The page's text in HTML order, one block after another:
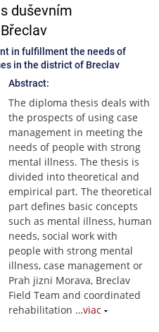
duševním
in fulfillment the needs of
in the district of Breclav
Abstract:
The diploma thesis deals with
the prospects of using case
management in meeting the
needs of people with strong
mental illness. The thesis is
divided into theoretical and
empirical part. The theoretical
part defines basic concepts
such as mental illness, human
needs, social work with
people with strong mental
illness, case management or
Prah jizni Morava, Breclav
Field Team and coordinated
rehabilitation …viac